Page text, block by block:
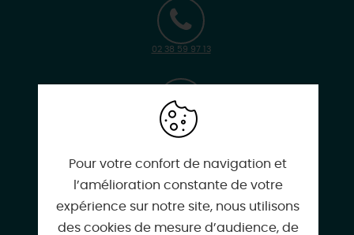
02 38 59 97 13
antenne28-45@cen-centrevaldeloire.org
www.cen-centrevaldeloire.org
Pour votre confort de navigation et
l’amélioration constante de votre
expérience sur notre site, nous utilisons
des cookies de mesure d’audience, de